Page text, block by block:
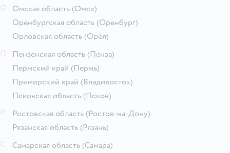
Омская область (Омск)
Оренбургская область (Оренбург)
Орловская область (Орёл)
Пензенская область (Пенза)
Пермский край (Пермь)
Приморский край (Владивосток)
Псковская область (Псков)
Ростовская область (Ростов-на-Дону)
Рязанская область (Рязань)
Самарская область (Самара)